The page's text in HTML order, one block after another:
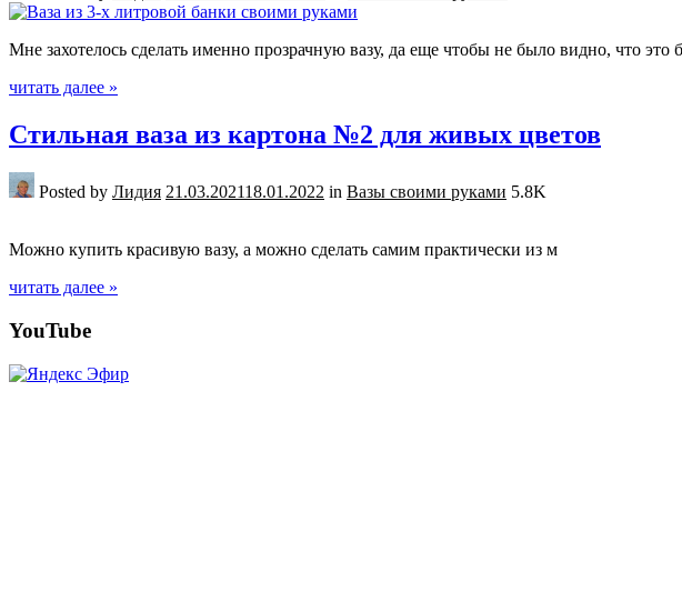
Мне захотелось сделать именно прозрачную вазу, да еще чтобы не было видно, что
читать далее »
Стильная ваза из картона №2 для живых цветов
Posted by Лидия 21.03.202118.01.2022 in Вазы своими руками 5.8K
Можно купить красивую вазу, а можно сделать самим практически из м
читать далее »
Posts
YouTube